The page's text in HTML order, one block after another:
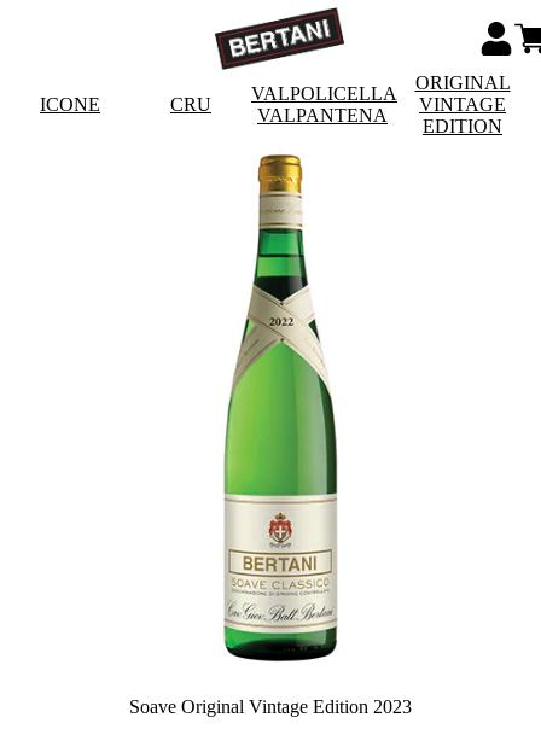
ICONE CRU
VALPOLICELLA
VALPANTENA
ORIGINAL
VINTAGE
EDITION
Soave Original Vintage Edition 2023